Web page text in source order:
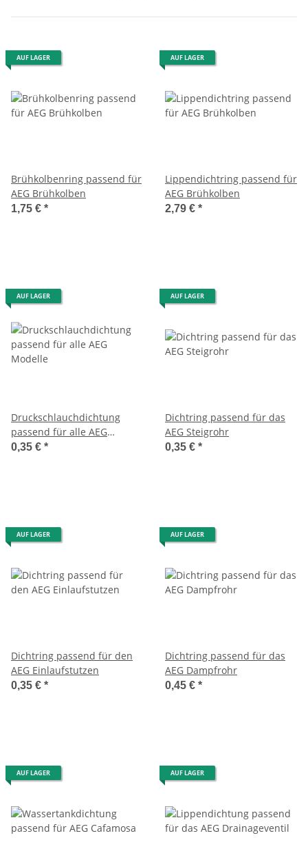
AUF LAGER
Brühkolbenring passend für
AEG Brühkolben
1,75 € *
AUF LAGER
Lippendichtring passend für
AEG Brühkolben
2,79 € *
AUF LAGER
Druckschlauchdichtung
passend für alle AEG
Modelle
0,35 € *
AUF LAGER
Dichtring passend für das
AEG Steigrohr
0,35 € *
AUF LAGER
Dichtring passend für den
AEG Einlaufstutzen
0,35 € *
AUF LAGER
Dichtring passend für das
AEG Dampfrohr
0,45 € *
AUF LAGER AUF LAGER